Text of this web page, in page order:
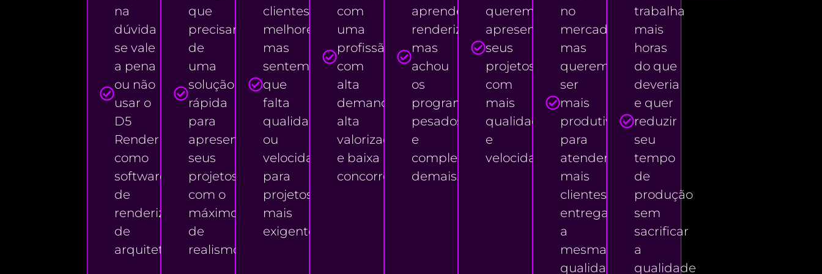
na
dúvida
se vale
a pena
ou não
usar o
D5
Render
como
software
de
renderização
de
arquitetura
que
precisam
de
uma
solução
rápida
para
apresentar
seus
projetos
com o
máximo
de
realismo
clientes
melhores
mas
sentem
que
falta
qualidade
ou
velocidade
para
projetos
mais
exigentes
com
uma
profissão
com
alta
demanda,
alta
valorização
e baixa
concorrência
aprender
renderização
mas
achou
os
programas
pesados
e
complexos
demais.
querem
apresentar
seus
projetos
com
mais
qualidade
e
velocidade
no
mercado
mas
querem
ser
mais
produtivos
para
atender
mais
clientes
entregando
a
mesma
qualidade.
trabalha
mais
horas
do que
deveria
e quer
reduzir
seu
tempo
de
produção
sem
sacrificar
a
qualidade